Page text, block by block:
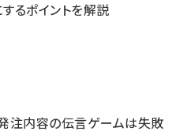
するポイントを解説
発注内容の伝言ゲームは失敗